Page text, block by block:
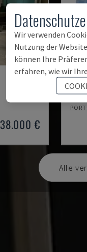
38.000 €
DN
Alle
Wir verwenden
Nutzung der
können Ihre
erfahren, wie wir